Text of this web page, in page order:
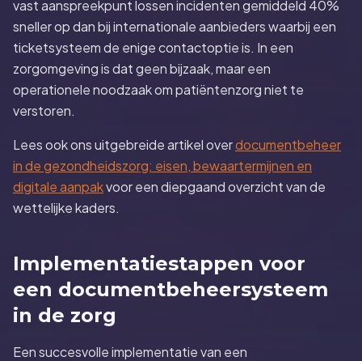
vast aanspreekpunt lossen incidenten gemiddeld 40%
sneller op dan bij internationale aanbieders waarbij een
ticketsysteem de enige contactoptie is. In een
zorgomgeving is dat geen bijzaak, maar een
operationele noodzaak om patiëntenzorg niet te
verstoren.
Lees ook ons uitgebreide artikel overdocumentbeheer
in de gezondheidszorg: eisen, bewaartermijnen en
digitale aanpakvoor een diepgaand overzicht van de
wettelijke kaders.
Implementatiestappen voor
een documentbeheersysteem
in de zorg
Een succesvolle implementatie van een